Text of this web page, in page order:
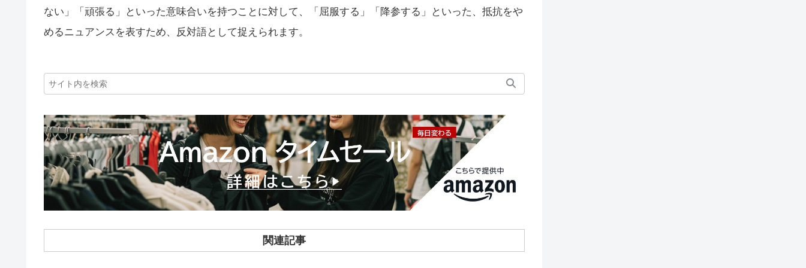
ない」「頑張る」といった意味合いを持つことに対して、「屈服する」「降参する」といった、抵抗をや
めるニュアンスを表すため、反対語として捉えられます。
関連記事